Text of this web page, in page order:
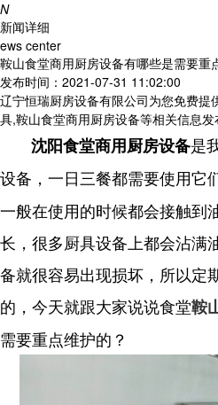
N
新闻详细
ews center
鞍山食堂商用厨房设备有哪些是需要重
发布时间：2021-07-31 11:02:00
辽宁恒瑞厨房设备有限公司为您免费提
具,鞍山食堂商用厨房设备等相关信息发
沈阳食堂商用厨房设备是
设备，一日三餐都需要使用它
一般在使用的时候都会接触到
长，很多厨具设备上都会沾满
备就很容易出现损坏，所以定
的，今天就跟大家说说食堂鞍
需要重点维护的？